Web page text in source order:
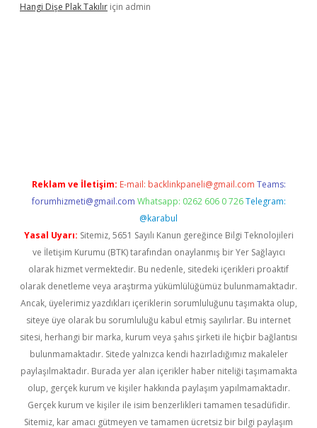
Hangi Dişe Plak Takılır için admin
Reklam ve İletişim: E-mail: backlinkpaneli@gmail.com Teams:
forumhizmeti@gmail.com Whatsapp: 0262 606 0 726 Telegram:
@karabul
Yasal Uyarı: Sitemiz, 5651 Sayılı Kanun gereğince Bilgi Teknolojileri
ve İletişim Kurumu (BTK) tarafından onaylanmış bir Yer Sağlayıcı
olarak hizmet vermektedir. Bu nedenle, sitedeki içerikleri proaktif
olarak denetleme veya araştırma yükümlülüğümüz bulunmamaktadır.
Ancak, üyelerimiz yazdıkları içeriklerin sorumluluğunu taşımakta olup,
siteye üye olarak bu sorumluluğu kabul etmiş sayılırlar. Bu internet
sitesi, herhangi bir marka, kurum veya şahıs şirketi ile hiçbir bağlantısı
bulunmamaktadır. Sitede yalnızca kendi hazırladığımız makaleler
paylaşılmaktadır. Burada yer alan içerikler haber niteliği taşımamakta
olup, gerçek kurum ve kişiler hakkında paylaşım yapılmamaktadır.
Gerçek kurum ve kişiler ile isim benzerlikleri tamamen tesadüfidir.
Sitemiz, kar amacı gütmeyen ve tamamen ücretsiz bir bilgi paylaşım